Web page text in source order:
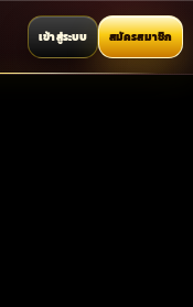
เข้าสู่ระบบ สมัครสมาชิก